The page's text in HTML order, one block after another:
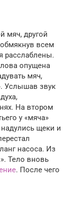
мяч, другой
всем
расслаблены.
опущена
мяч,
Услышав звук
На втором
у «мяча»
надулись щеки и
насоса. Из
Тело вновь
. После чего